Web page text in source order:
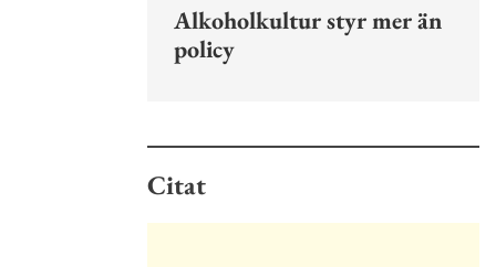
Alkoholkultur styr mer än
policy
Citat